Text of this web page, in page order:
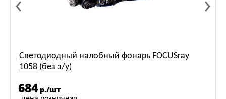
Светодиодный налобный фонарь FOCUSray
1058 (без з/у)
684 р./шт